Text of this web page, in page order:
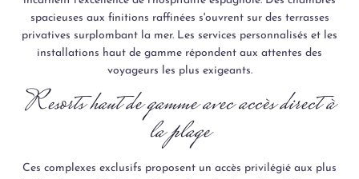
spacieuses aux finitions raffinées s'ouvrent sur des terrasses
privatives surplombant la mer. Les services personnalisés et les
installations haut de gamme répondent aux attentes des
voyageurs les plus exigeants.
Resorts haut de gamme avec accès direct à
la plage
Ces complexes exclusifs proposent un accès privilégié aux plus